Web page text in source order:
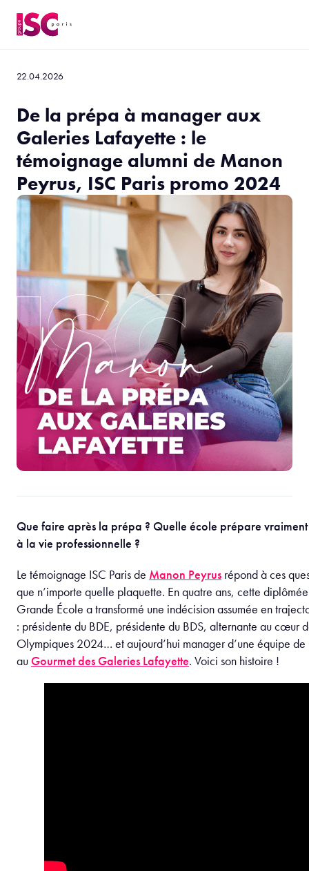
22.04.2026
De la prépa à manager aux
Galeries Lafayette : le
témoignage alumni de Manon
Peyrus, ISC Paris promo 2024
Que faire après la prépa ? Quelle école prépare vraiment
à la vie professionnelle ?
Le témoignage ISC Paris de Manon Peyrus répond à ces
que n’importe quelle plaquette. En quatre ans, cette
Grande École a transformé une indécision assumée en
: présidente du BDE, présidente du BDS, alternante au cœur
Olympiques 2024… et aujourd’hui manager d’une équipe de
auGourmet des Galeries Lafayette. Voici son histoire !